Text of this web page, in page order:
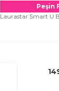
Peşin
Laurastar Smart U